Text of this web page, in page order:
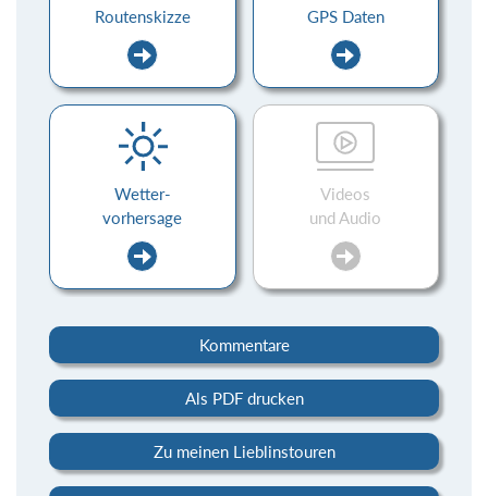
Routenskizze
GPS Daten
Wetter-
vorhersage
Videos
und Audio
Kommentare
Als PDF drucken
Zu meinen Lieblinstouren